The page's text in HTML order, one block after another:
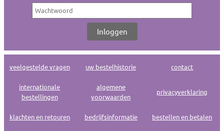
veelgestelde vragen uw bestelhistorie contact
internationale
bestellingen
algemene
voorwaarden
privacyverklaring
klachten en retouren bedrijfsinformatie bestellen en betalen